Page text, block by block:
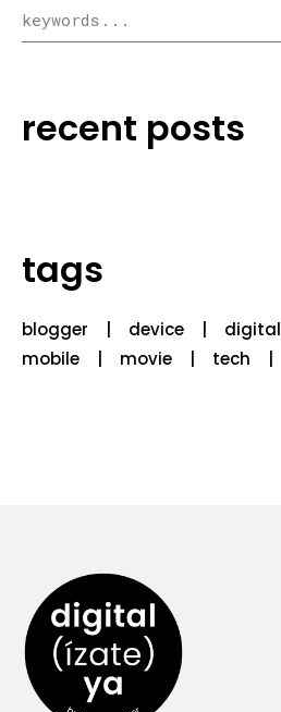
recent posts
tags
blogger device digital
mobile
movie tech